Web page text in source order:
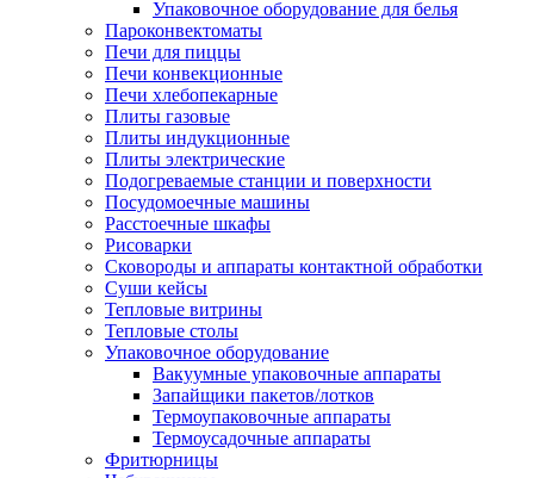
Упаковочное оборудование для белья
Пароконвектоматы
Печи для пиццы
Печи конвекционные
Печи хлебопекарные
Плиты газовые
Плиты индукционные
Плиты электрические
Подогреваемые станции и поверхности
Посудомоечные машины
Расстоечные шкафы
Рисоварки
Сковороды и аппараты контактной обработки
Суши кейсы
Тепловые витрины
Тепловые столы
Упаковочное оборудование
Вакуумные упаковочные аппараты
Запайщики пакетов/лотков
Термоупаковочные аппараты
Термоусадочные аппараты
Фритюрницы